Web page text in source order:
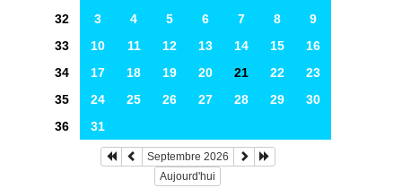
32
3 4 5 6 7 8
9
33
10 11 12 13 14 15
16
34
17 18 19 20 21 22
23
35
24 25 26 27 28 29
30
36
31
Septembre 2026
Aujourd'hui